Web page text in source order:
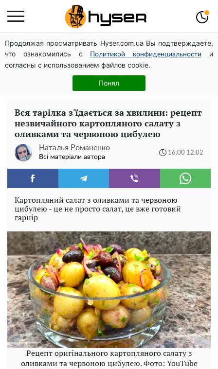
Продолжая просматривать Hyser.com.ua Вы подтверждаете,
что ознакомились с
Политикой конфиденциальности
и
согласны с использованием файлов cookie.
Понял
Повністю гола Анна Трінчер блиснула "принадами":
таких розмірів ви ще не бачили
Весь секрет в одній таблетці аспірину: рецепт хрумкої
та соковитої капусти на зиму. Навіть п'яти банок вам
Вся тарілка з'їдається за хвилини: рецепт
незвичайного картопляного салату з
оливками та червоною цибулею
Наталья Романенко
Всі матеріали автора
16:00 12.02
Картопляний салат з оливками та червоною
цибулею - це не просто салат, це вже готовий
гарнір
Рецепт оригінального картопляного салату з
оливками та червоною цибулею. Фото: YouTube